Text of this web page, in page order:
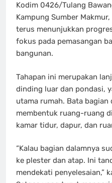
Kodim 0426/Tulang
Kampung Sumber
terus menunjukkan
fokus pada pemasangan
bangunan.
Tahapan ini merupakan
dinding luar dan pondasi,
utama rumah. Bata
membentuk ruang-ruang
kamar tidur, dapur, dan
“Kalau bagian dalamnya
ke plester dan atap. Ini
mendekati penyelesaian,”